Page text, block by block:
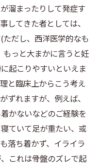
溜まったりして発症す
してきた者としては、
だし、西洋医学的なも
っと大まかに言うと妊
起こりやすいといえま
と臨床上からこう考え
ずれますが、例えば、
かないなどのご経験を
ていて足が重たい、或
落ち着かず、イライラ
これは骨盤のズレで起